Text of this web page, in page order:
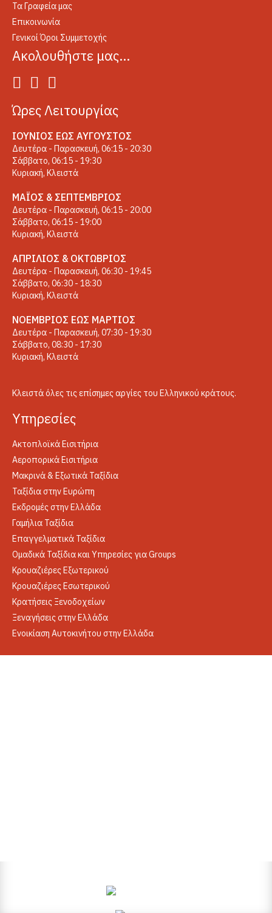
Τα Γραφεία μας
Επικοινωνία
Γενικοί Όροι Συμμετοχής
Ακολουθήστε μας…
Ώρες Λειτουργίας
ΙΟΎΝΙΟΣ ΈΩΣ ΑΎΓΟΥΣΤΟΣ
Δευτέρα - Παρασκευή, 06:15 - 20:30
Σάββατο, 06:15 - 19:30
Κυριακή, Κλειστά
ΜΆΙΟΣ & ΣΕΠΤΈΜΒΡΙΟΣ
Δευτέρα - Παρασκευή, 06:15 - 20:00
Σάββατο, 06:15 - 19:00
Κυριακή, Κλειστά
ΑΠΡΊΛΙΟΣ & ΟΚΤΏΒΡΙΟΣ
Δευτέρα - Παρασκευή, 06:30 - 19:45
Σάββατο, 06:30 - 18:30
Κυριακή, Κλειστά
ΝΟΈΜΒΡΙΟΣ ΈΩΣ ΜΆΡΤΙΟΣ
Δευτέρα - Παρασκευή, 07:30 - 19:30
Σάββατο, 08:30 - 17:30
Κυριακή, Κλειστά
Κλειστά όλες τις επίσημες αργίες του Ελληνικού κράτους.
Yπηρεσίες
Ακτοπλοϊκά Εισιτήρια
Αεροπορικά Εισιτήρια
Μακρινά & Εξωτικά Ταξίδια
Ταξίδια στην Ευρώπη
Εκδρομές στην Ελλάδα
Γαμήλια Ταξίδια
Επαγγελματικά Ταξίδια
Ομαδικά Ταξίδια και Υπηρεσίες για Groups
Κρουαζιέρες Εξωτερικού
Κρουαζιέρες Εσωτερικού
Κρατήσεις Ξενοδοχείων
Ξεναγήσεις στην Ελλάδα
Ενοικίαση Αυτοκινήτου στην Ελλάδα